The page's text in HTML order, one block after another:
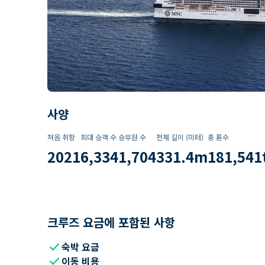
사양
처음 취항
2021
최대 승객 수
6,334
승무원 수
1,704
전체 길이 (미터)
331.4m
총 톤수
181,541
크루즈 요금에 포함된 사항
check숙박 요금
check 이동 비용